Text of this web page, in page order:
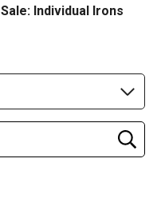
Sale: Individual Irons